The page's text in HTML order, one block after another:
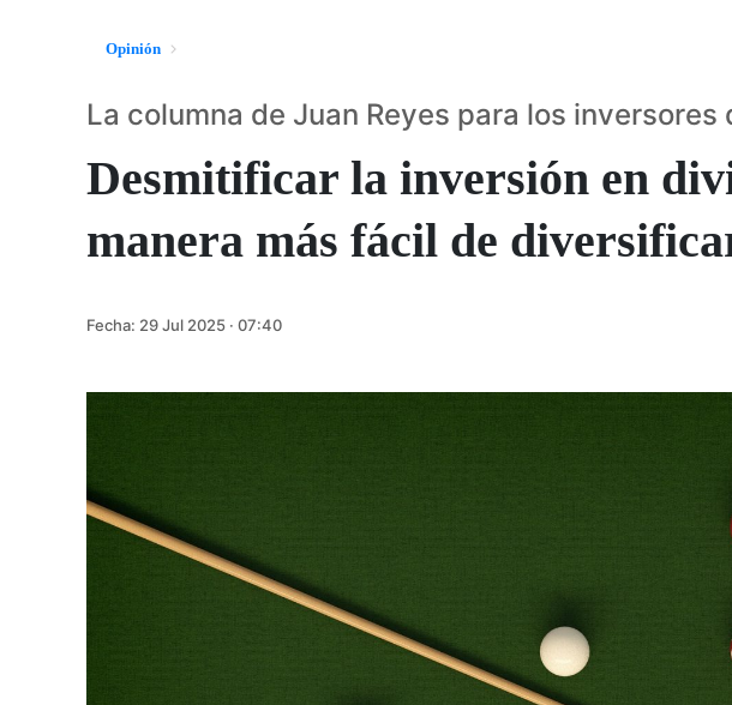
Opinión
Desmitificar la inversión en
manera más fácil de
La columna de Juan Reyes para los inversores
Fecha: 29 Jul 2025 · 07:40